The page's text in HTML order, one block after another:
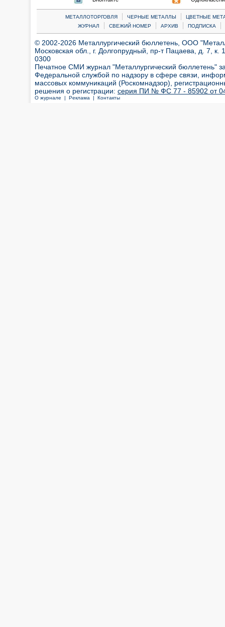
МЕТАЛЛОТОРГОВЛЯ | ЧЕРНЫЕ МЕТАЛЛЫ |
ЦВЕТНЫЕ
ЖУРНАЛ
| СВЕЖИЙ НОМЕР | АРХИВ | ПОДПИСКА |
© 2002-2026 Металлургический бюллетень, ООО
Московская обл., г. Долгопрудный, пр-т Пацаева, д. 7,
0300
Печатное СМИ журнал "Металлургический бюллетень"
Федеральной службой по надзору в сфере связи,
массовых коммуникаций (Роскомнадзор),
решения о регистрации: серия ПИ № ФС 77 - 85902 от 04
О журнале | Реклама | Контакты